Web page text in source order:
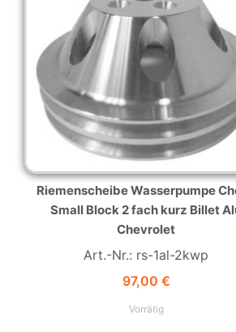
Riemenscheibe Wasserpumpe
Small Block 2 fach kurz Billet
Chevrolet
Art.-Nr.: rs-1al-2kwp
97,00 €
Vorrätig